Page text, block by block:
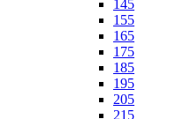
145
155
165
175
185
195
205
215